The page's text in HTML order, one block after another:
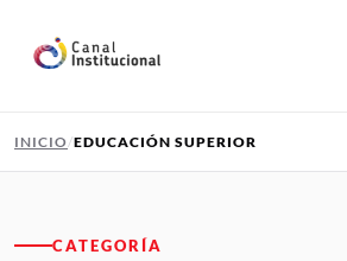
INICIO EDUCACIÓN SUPERIOR
CATEGORÍA